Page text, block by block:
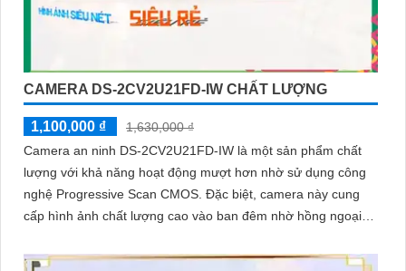
CAMERA DS-2CV2U21FD-IW CHẤT LƯỢNG
1,100,000 ₫
1,630,000 ₫
Camera an ninh DS-2CV2U21FD-IW là một sản phẩm chất
lượng với khả năng hoạt động mượt hơn nhờ sử dụng công
nghệ Progressive Scan CMOS. Đặc biệt, camera này cung
cấp hình ảnh chất lượng cao vào ban đêm nhờ hồng ngoại